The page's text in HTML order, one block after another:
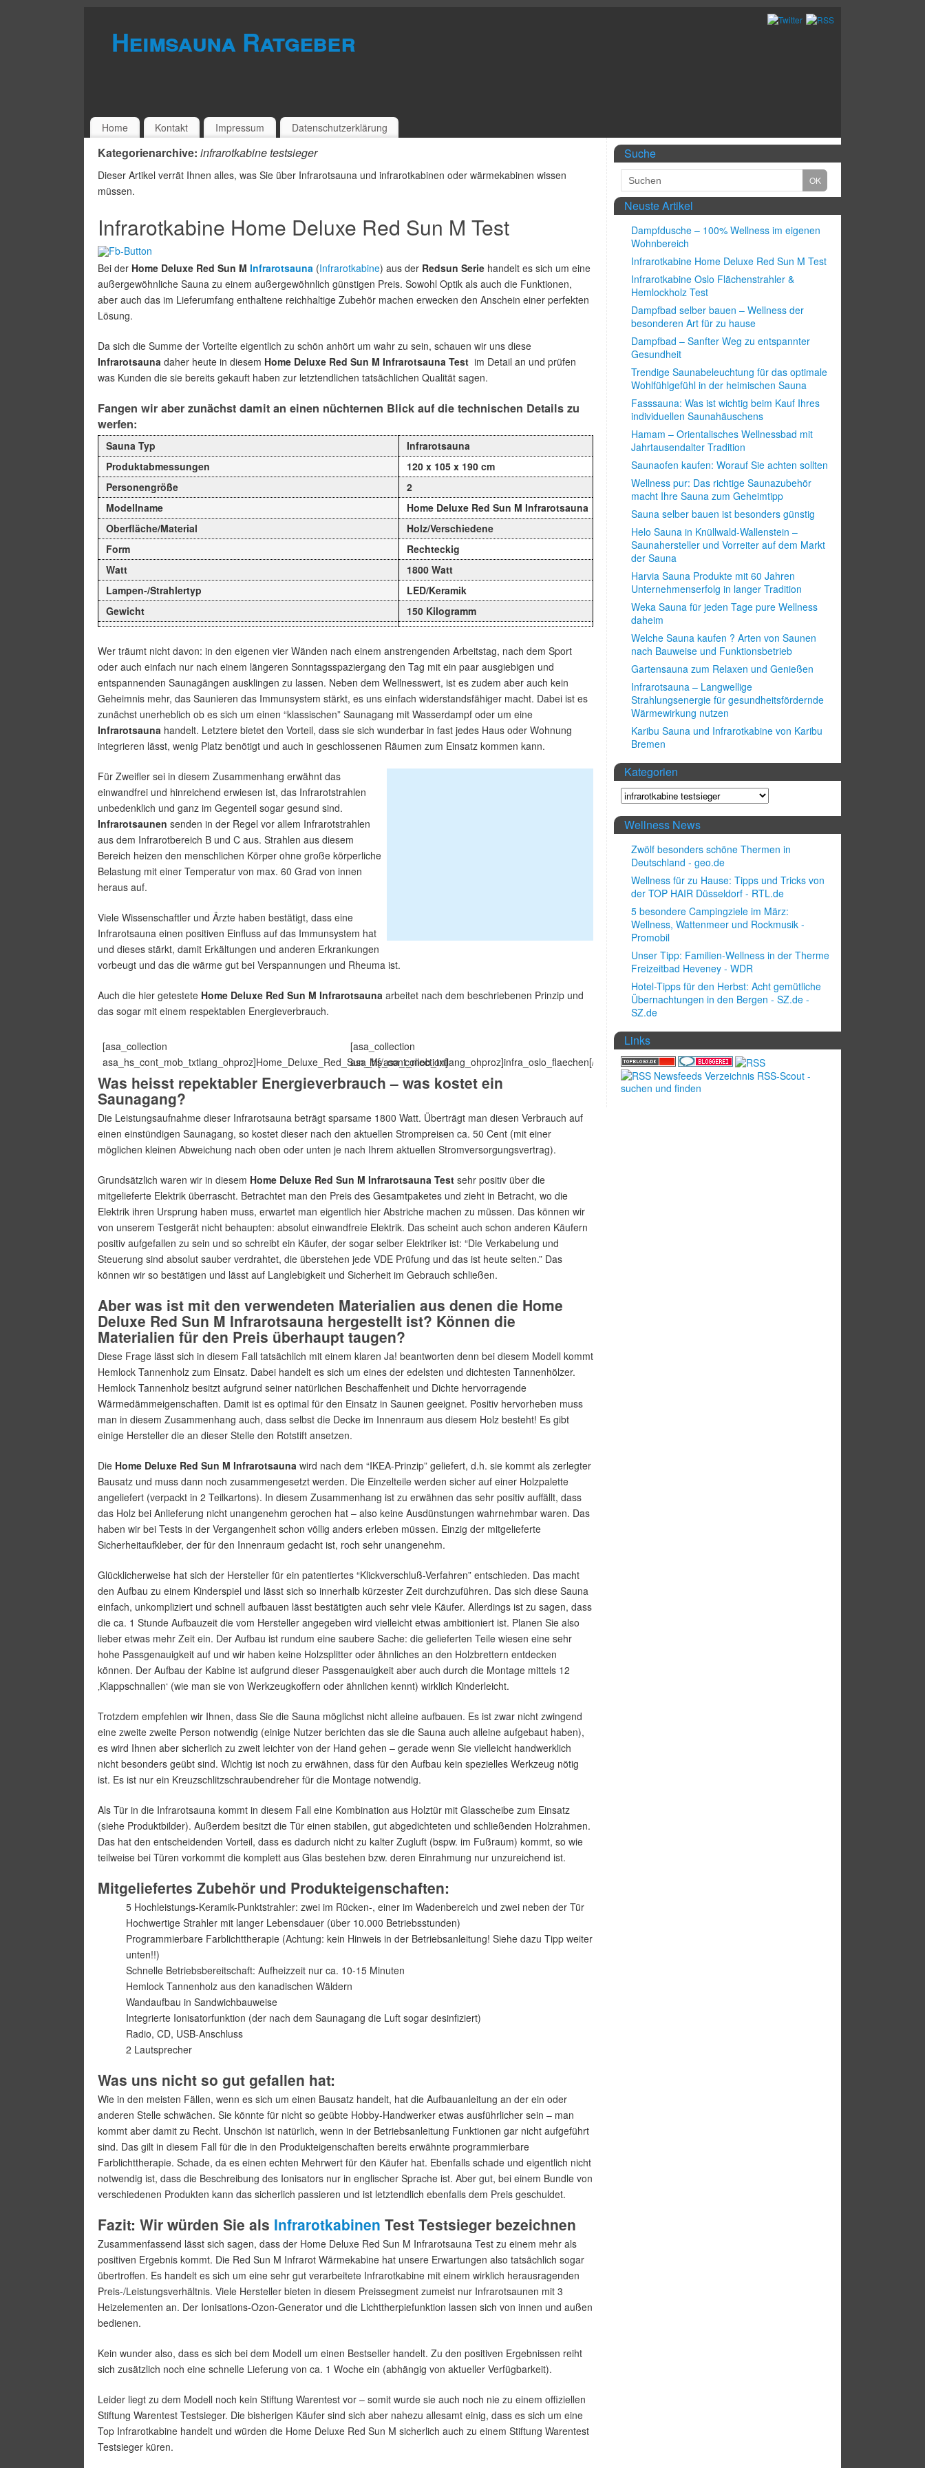
Heimsauna Ratgeber
Home Kontakt Impressum Datenschutzerklärung
Kategorienarchive: infrarotkabine testsieger
Dieser Artikel verrät Ihnen alles, was Sie über Infrarotsauna und infrarotkabinen oder wärmekabinen wissen
müssen.
Infrarotkabine Home Deluxe Red Sun M Test
Bei der Home Deluxe Red Sun M Infrarotsauna (Infrarotkabine) aus der Redsun Serie handelt es sich um eine
außergewöhnliche Sauna zu einem außergewöhnlich günstigen Preis. Sowohl Optik als auch die Funktionen,
aber auch das im Lieferumfang enthaltene reichhaltige Zubehör machen erwecken den Anschein einer perfekten
Lösung.
Da sich die Summe der Vorteilte eigentlich zu schön anhört um wahr zu sein, schauen wir uns diese
Infrarotsauna daher heute in diesem Home Deluxe Red Sun M Infrarotsauna Test im Detail an und prüfen
was Kunden die sie bereits gekauft haben zur letztendlichen tatsächlichen Qualität sagen.
Fangen wir aber zunächst damit an einen nüchternen Blick auf die technischen Details zu
werfen:
Sauna Typ
Infrarotsauna
Produktabmessungen
120 x 105 x 190 cm
Personengröße
2
Modellname
Home Deluxe Red Sun M Infrarotsauna
Oberfläche/Material
Holz/Verschiedene
Form
Rechteckig
Watt
1800 Watt
Lampen-/Strahlertyp
LED/Keramik
Gewicht
150 Kilogramm
Wer träumt nicht davon: in den eigenen vier Wänden nach einem anstrengenden Arbeitstag, nach dem Sport
oder auch einfach nur nach einem längeren Sonntagsspaziergang den Tag mit ein paar ausgiebigen und
entspannenden Saunagängen ausklingen zu lassen. Neben dem Wellnesswert, ist es zudem aber auch kein
Geheimnis mehr, das Saunieren das Immunsystem stärkt, es uns einfach widerstandsfähiger macht. Dabei ist es
zunächst unerheblich ob es sich um einen “klassischen” Saunagang mit Wasserdampf oder um eine
Infrarotsauna handelt. Letztere bietet den Vorteil, dass sie sich wunderbar in fast jedes Haus oder Wohnung
integrieren lässt, wenig Platz benötigt und auch in geschlossenen Räumen zum Einsatz kommen kann.
Für Zweifler sei in diesem Zusammenhang erwähnt das
einwandfrei und hinreichend erwiesen ist, das Infrarotstrahlen
unbedenklich und ganz im Gegenteil sogar gesund sind.
Infrarotsaunen senden in der Regel vor allem Infrarotstrahlen
aus dem Infrarotbereich B und C aus. Strahlen aus diesem
Bereich heizen den menschlichen Körper ohne große körperliche
Belastung mit einer Temperatur von max. 60 Grad von innen
heraus auf.
Viele Wissenschaftler und Ärzte haben bestätigt, dass eine
Infrarotsauna einen positiven Einfluss auf das Immunsystem hat
und dieses stärkt, damit Erkältungen und anderen Erkrankungen
vorbeugt und das die wärme gut bei Verspannungen und Rheuma ist.
Auch die hier getestete Home Deluxe Red Sun M Infrarotsauna arbeitet nach dem beschriebenen Prinzip und
das sogar mit einem respektablen Energieverbrauch.
[asa_collection
asa_hs_cont_mob_txtlang_ohproz]Home_Deluxe_Red_Sun_M[/asa_collection]
[asa_collection
asa_hs_cont_mob_txtlang_ohproz]infra_oslo_flaechen[/asa_collection]
Was heisst repektabler Energieverbrauch – was kostet ein
Saunagang?
Die Leistungsaufnahme dieser Infrarotsauna beträgt sparsame 1800 Watt. Überträgt man diesen Verbrauch auf
einen einstündigen Saunagang, so kostet dieser nach den aktuellen Strompreisen ca. 50 Cent (mit einer
möglichen kleinen Abweichung nach oben oder unten je nach Ihrem aktuellen Stromversorgungsvertrag).
Grundsätzlich waren wir in diesem Home Deluxe Red Sun M Infrarotsauna Test sehr positiv über die
mitgelieferte Elektrik überrascht. Betrachtet man den Preis des Gesamtpaketes und zieht in Betracht, wo die
Elektrik ihren Ursprung haben muss, erwartet man eigentlich hier Abstriche machen zu müssen. Das können wir
von unserem Testgerät nicht behaupten: absolut einwandfreie Elektrik. Das scheint auch schon anderen Käufern
positiv aufgefallen zu sein und so schreibt ein Käufer, der sogar selber Elektriker ist: “Die Verkabelung und
Steuerung sind absolut sauber verdrahtet, die überstehen jede VDE Prüfung und das ist heute selten.” Das
können wir so bestätigen und lässt auf Langlebigkeit und Sicherheit im Gebrauch schließen.
Aber was ist mit den verwendeten Materialien aus denen die Home
Deluxe Red Sun M Infrarotsauna hergestellt ist? Können die
Materialien für den Preis überhaupt taugen?
Diese Frage lässt sich in diesem Fall tatsächlich mit einem klaren Ja! beantworten denn bei diesem Modell kommt
Hemlock Tannenholz zum Einsatz. Dabei handelt es sich um eines der edelsten und dichtesten Tannenhölzer.
Hemlock Tannenholz besitzt aufgrund seiner natürlichen Beschaffenheit und Dichte hervorragende
Wärmedämmeigenschaften. Damit ist es optimal für den Einsatz in Saunen geeignet. Positiv hervorheben muss
man in diesem Zusammenhang auch, dass selbst die Decke im Innenraum aus diesem Holz besteht! Es gibt
einige Hersteller die an dieser Stelle den Rotstift ansetzen.
Die Home Deluxe Red Sun M Infrarotsauna wird nach dem “IKEA-Prinzip” geliefert, d.h. sie kommt als zerlegter
Bausatz und muss dann noch zusammengesetzt werden. Die Einzelteile werden sicher auf einer Holzpalette
angeliefert (verpackt in 2 Teilkartons). In diesem Zusammenhang ist zu erwähnen das sehr positiv auffällt, dass
das Holz bei Anlieferung nicht unangenehm gerochen hat – also keine Ausdünstungen wahrnehmbar waren. Das
haben wir bei Tests in der Vergangenheit schon völlig anders erleben müssen. Einzig der mitgelieferte
Sicherheitaufkleber, der für den Innenraum gedacht ist, roch sehr unangenehm.
Glücklicherweise hat sich der Hersteller für ein patentiertes “Klickverschluß-Verfahren” entschieden. Das macht
den Aufbau zu einem Kinderspiel und lässt sich so innerhalb kürzester Zeit durchzuführen. Das sich diese Sauna
einfach, unkompliziert und schnell aufbauen lässt bestätigten auch sehr viele Käufer. Allerdings ist zu sagen, dass
die ca. 1 Stunde Aufbauzeit die vom Hersteller angegeben wird vielleicht etwas ambitioniert ist. Planen Sie also
lieber etwas mehr Zeit ein. Der Aufbau ist rundum eine saubere Sache: die gelieferten Teile wiesen eine sehr
hohe Passgenauigkeit auf und wir haben keine Holzsplitter oder ähnliches an den Holzbrettern entdecken
können. Der Aufbau der Kabine ist aufgrund dieser Passgenauigkeit aber auch durch die Montage mittels 12
‚Klappschnallen‘ (wie man sie von Werkzeugkoffern oder ähnlichen kennt) wirklich Kinderleicht.
Trotzdem empfehlen wir Ihnen, dass Sie die Sauna möglichst nicht alleine aufbauen. Es ist zwar nicht zwingend
eine zweite zweite Person notwendig (einige Nutzer berichten das sie die Sauna auch alleine aufgebaut haben),
es wird Ihnen aber sicherlich zu zweit leichter von der Hand gehen – gerade wenn Sie vielleicht handwerklich
nicht besonders geübt sind. Wichtig ist noch zu erwähnen, dass für den Aufbau kein spezielles Werkzeug nötig
ist. Es ist nur ein Kreuzschlitzschraubendreher für die Montage notwendig.
Als Tür in die Infrarotsauna kommt in diesem Fall eine Kombination aus Holztür mit Glasscheibe zum Einsatz
(siehe Produktbilder). Außerdem besitzt die Tür einen stabilen, gut abgedichteten und schließenden Holzrahmen.
Das hat den entscheidenden Vorteil, dass es dadurch nicht zu kalter Zugluft (bspw. im Fußraum) kommt, so wie
teilweise bei Türen vorkommt die komplett aus Glas bestehen bzw. deren Einrahmung nur unzureichend ist.
Mitgeliefertes Zubehör und Produkteigenschaften:
5 Hochleistungs-Keramik-Punktstrahler: zwei im Rücken-, einer im Wadenbereich und zwei neben der Tür
Hochwertige Strahler mit langer Lebensdauer (über 10.000 Betriebsstunden)
Programmierbare Farblichttherapie (Achtung: kein Hinweis in der Betriebsanleitung! Siehe dazu Tipp weiter
unten!!)
Schnelle Betriebsbereitschaft: Aufheizzeit nur ca. 10-15 Minuten
Hemlock Tannenholz aus den kanadischen Wäldern
Wandaufbau in Sandwichbauweise
Integrierte Ionisatorfunktion (der nach dem Saunagang die Luft sogar desinfiziert)
Radio, CD, USB-Anschluss
2 Lautsprecher
Was uns nicht so gut gefallen hat:
Wie in den meisten Fällen, wenn es sich um einen Bausatz handelt, hat die Aufbauanleitung an der ein oder
anderen Stelle schwächen. Sie könnte für nicht so geübte Hobby-Handwerker etwas ausführlicher sein – man
kommt aber damit zu Recht. Unschön ist natürlich, wenn in der Betriebsanleitung Funktionen gar nicht aufgeführt
sind. Das gilt in diesem Fall für die in den Produkteigenschaften bereits erwähnte programmierbare
Farblichttherapie. Schade, da es einen echten Mehrwert für den Käufer hat. Ebenfalls schade und eigentlich nicht
notwendig ist, dass die Beschreibung des Ionisators nur in englischer Sprache ist. Aber gut, bei einem Bundle von
verschiedenen Produkten kann das sicherlich passieren und ist letztendlich ebenfalls dem Preis geschuldet.
Fazit: Wir würden Sie als Infrarotkabinen Test Testsieger bezeichnen
Zusammenfassend lässt sich sagen, dass der Home Deluxe Red Sun M Infrarotsauna Test zu einem mehr als
positiven Ergebnis kommt. Die Red Sun M Infrarot Wärmekabine hat unsere Erwartungen also tatsächlich sogar
übertroffen. Es handelt es sich um eine sehr gut verarbeitete Infrarotkabine mit einem wirklich herausragenden
Preis-/Leistungsverhältnis. Viele Hersteller bieten in diesem Preissegment zumeist nur Infrarotsaunen mit 3
Heizelementen an. Der Ionisations-Ozon-Generator und die Lichttherpiefunktion lassen sich von innen und außen
bedienen.
Kein wunder also, dass es sich bei dem Modell um einen Bestseller handelt. Zu den positiven Ergebnissen reiht
sich zusätzlich noch eine schnelle Lieferung von ca. 1 Woche ein (abhängig von aktueller Verfügbarkeit).
Leider liegt zu dem Modell noch kein Stiftung Warentest vor – somit wurde sie auch noch nie zu einem offiziellen
Stiftung Warentest Testsieger. Die bisherigen Käufer sind sich aber nahezu allesamt einig, dass es sich um eine
Top Infrarotkabine handelt und würden die Home Deluxe Red Sun M sicherlich auch zu einem Stiftung Warentest
Testsieger küren.
Suche
Neuste Artikel
Dampfdusche – 100% Wellness im eigenen
Wohnbereich
Infrarotkabine Home Deluxe Red Sun M Test
Infrarotkabine Oslo Flächenstrahler &
Hemlockholz Test
Dampfbad selber bauen – Wellness der
besonderen Art für zu hause
Dampfbad – Sanfter Weg zu entspannter
Gesundheit
Trendige Saunabeleuchtung für das optimale
Wohlfühlgefühl in der heimischen Sauna
Fasssauna: Was ist wichtig beim Kauf Ihres
individuellen Saunahäuschens
Hamam – Orientalisches Wellnessbad mit
Jahrtausendalter Tradition
Saunaofen kaufen: Worauf Sie achten sollten
Wellness pur: Das richtige Saunazubehör
macht Ihre Sauna zum Geheimtipp
Sauna selber bauen ist besonders günstig
Helo Sauna in Knüllwald-Wallenstein –
Saunahersteller und Vorreiter auf dem Markt
der Sauna
Harvia Sauna Produkte mit 60 Jahren
Unternehmenserfolg in langer Tradition
Weka Sauna für jeden Tage pure Wellness
daheim
Welche Sauna kaufen ? Arten von Saunen
nach Bauweise und Funktionsbetrieb
Gartensauna zum Relaxen und Genießen
Infrarotsauna – Langwellige
Strahlungsenergie für gesundheitsfördernde
Wärmewirkung nutzen
Karibu Sauna und Infrarotkabine von Karibu
Bremen
Kategorien
Wellness News
Zwölf besonders schöne Thermen in
Deutschland - geo.de
Wellness für zu Hause: Tipps und Tricks von
der TOP HAIR Düsseldorf - RTL.de
5 besondere Campingziele im März:
Wellness, Wattenmeer und Rockmusik -
Promobil
Unser Tipp: Familien-Wellness in der Therme
Freizeitbad Heveney - WDR
Hotel-Tipps für den Herbst: Acht gemütliche
Übernachtungen in den Bergen - SZ.de -
SZ.de
Links